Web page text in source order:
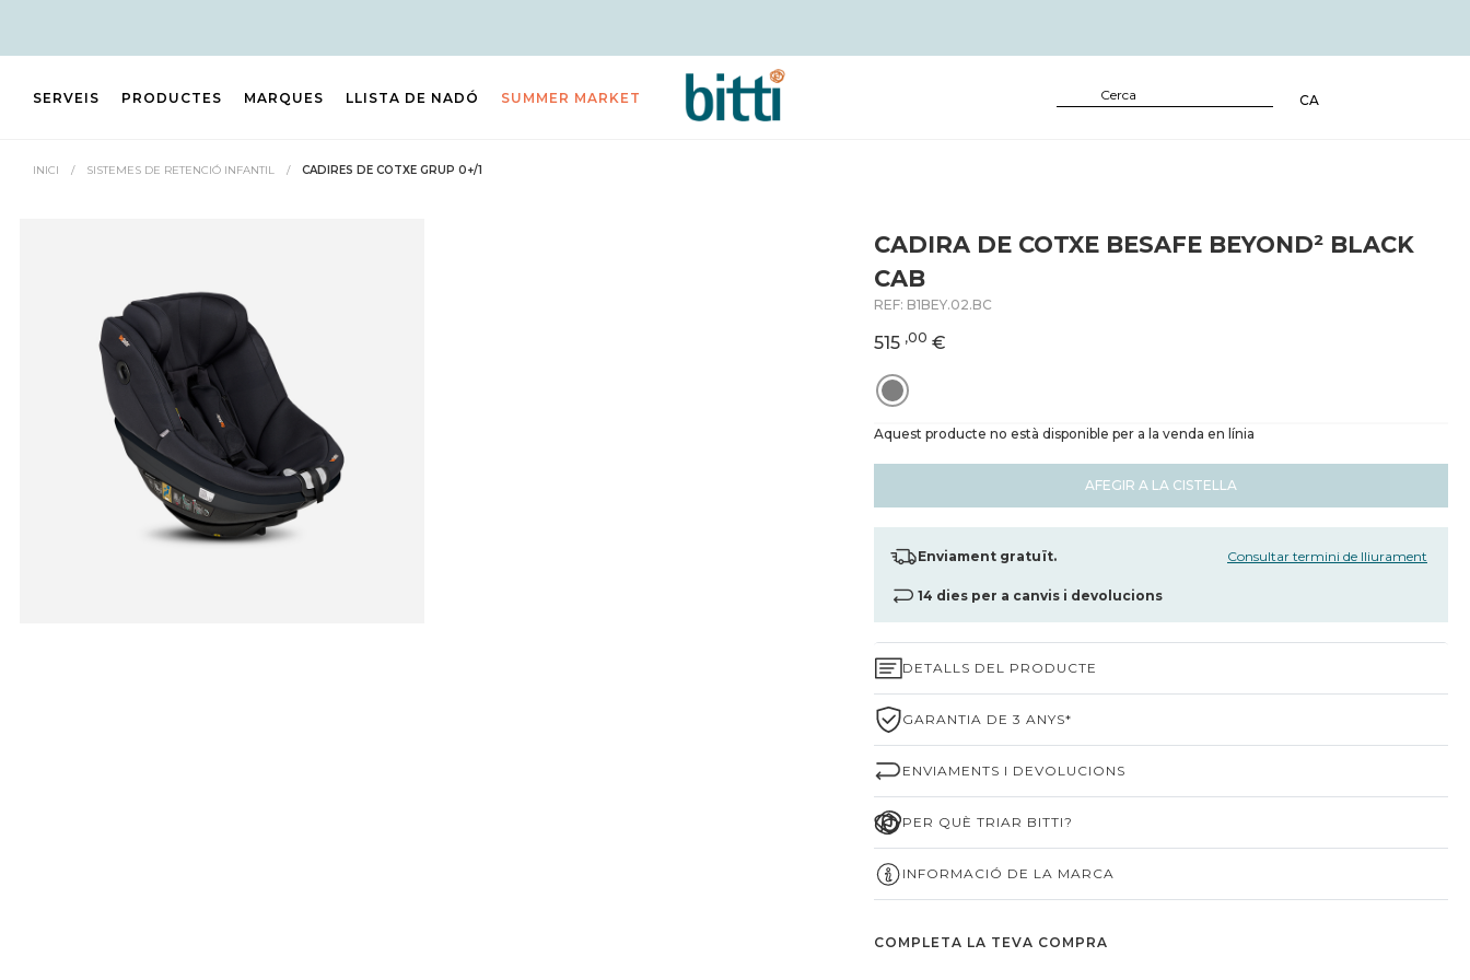
SERVEIS PRODUCTES MARQUES LLISTA DE NADÓ SUMMER MARKET CA
INICI / SISTEMES DE RETENCIÓ INFANTIL / CADIRES DE COTXE GRUP 0+/1
CADIRA DE COTXE BESAFE BEYOND² BLACK
CAB
REF: B1BEY.02.BC
515 ,00 €
Aquest producte no està disponible per a la venda en línia
AFEGIR A LA CISTELLA
Enviament gratuït. Consultar termini de lliurament
14 dies per a canvis i devolucions
DETALLS DEL PRODUCTE
GARANTIA DE 3 ANYS*
ENVIAMENTS I DEVOLUCIONS
PER QUÈ TRIAR BITTI?
INFORMACIÓ DE LA MARCA
COMPLETA LA TEVA COMPRA